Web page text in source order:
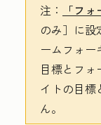
注： 「フ
のみ］ に
ームフォ
目標とフ
イトの目標
ん。